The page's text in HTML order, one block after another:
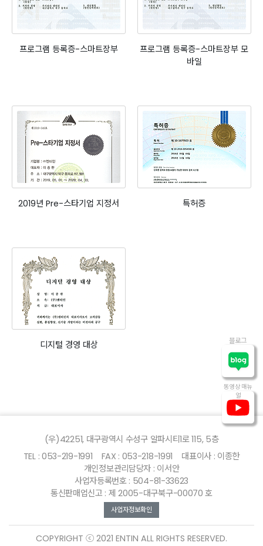
프로그램 등록증-스마트장부
프로그램 등록증-스마트장부 모
바일
2019년 Pre-스타기업 지정서 특허증
디지털 경영 대상
(우)42251, 대구광역시 수성구 알파시티1로 115, 5층
TEL : 053-219-1991
FAX : 053-218-1991
대표이사 : 이종한
개인정보관리담당자 : 이서안
사업자등록번호 : 504-81-33623
통신판매업신고 : 제 2005-대구북구-00070 호
사업자정보확인
블로그
동영상 매뉴
얼
COPYRIGHT ⓒ 2021 ENTIN ALL RIGHTS RESERVED.